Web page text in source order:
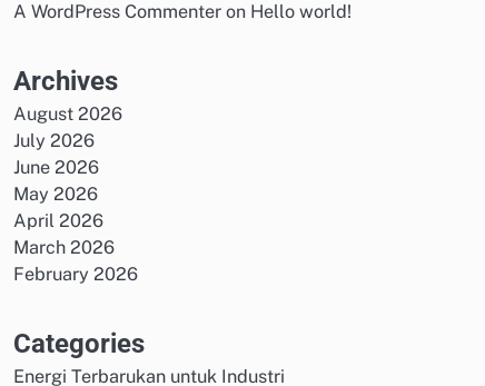
A WordPress Commenter on Hello world!
Archives
August 2026
July 2026
June 2026
May 2026
April 2026
March 2026
February 2026
Categories
Energi Terbarukan untuk Industri